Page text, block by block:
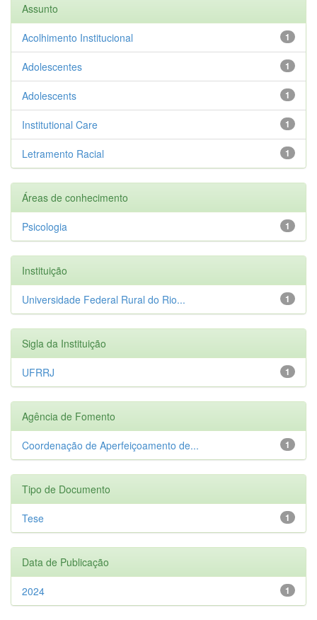
Assunto
1
Acolhimento Institucional
1
Adolescentes
1
Adolescents
1
Institutional Care
1
Letramento Racial
Áreas de conhecimento
1
Psicologia
Instituição
1
Universidade Federal Rural do Rio...
Sigla da Instituição
1
UFRRJ
Agência de Fomento
1
Coordenação de Aperfeiçoamento de...
Tipo de Documento
1
Tese
Data de Publicação
1
2024